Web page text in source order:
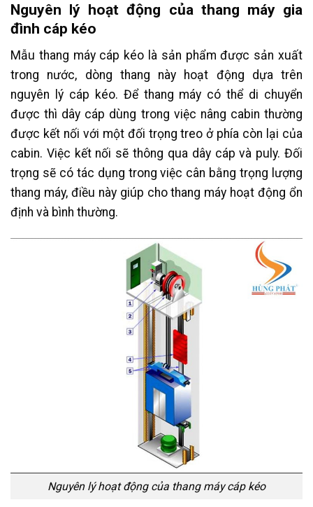
Nguyên lý hoạt động của thang máy gia
đình cáp kéo
Mẫu thang máy cáp kéo là sản phẩm được sản xuất
trong nước, dòng thang này hoạt động dựa trên
nguyên lý cáp kéo. Để thang máy có thể di chuyển
được thì dây cáp dùng trong việc nâng cabin thường
được kết nối với một đối trọng treo ở phía còn lại của
cabin. Việc kết nối sẽ thông qua dây cáp và puly. Đối
trọng sẽ có tác dụng trong việc cân bằng trọng lượng
thang máy, điều này giúp cho thang máy hoạt động ổn
định và bình thường.
Nguyên lý hoạt động của thang máy cáp kéo